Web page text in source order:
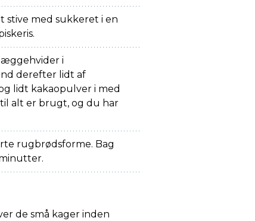
stive med sukkeret i en
æggehvider i
derefter lidt af
lidt kakaopulver i med
alt er brugt, og du har
rugbrødsforme. Bag
de små kager inden